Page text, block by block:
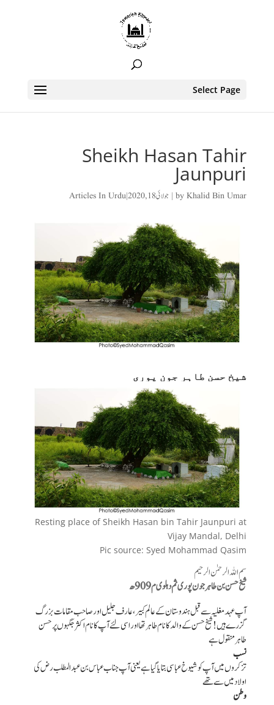
Select Page
Sheikh Hasan Tahir
Jaunpuri
byKhalid Bin Umar
| جولائی 18, 2020 |
Articles In Urdu
شیخ حسن طاہر جون پوری
Resting place of Sheikh Hasan bin Tahir Jaunpuri at
Vijay Mandal, Delhi
Pic source: Syed Mohammad Qasim
سم اللہ الرحمٰن الرحیم
شیخ حسن بن طاہر جون پوری ثم دہلوی م 909 ھ
آپ عہد مغلیہ سے قبل ہندوستان کے عالم کبیر، عارف جلیل اور صاحب مقامات بزرگ
گزرے ہیں ! شیخ حسن کے والد کا نام طاہر تھا اور اسی لئے آپ کا نام اکثر جگہوں پر حسن
طاہر منقول ہے
نسب
تزکروں میں آپ کو شیوخ عباسی بتایا گیا ہے یعنی آپ جناب عباس بن عبد المطلب رض کی
اولاد میں سے تھے
وطن